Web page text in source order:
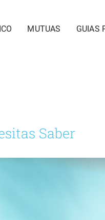
MUTUAS GUIAS
Saber